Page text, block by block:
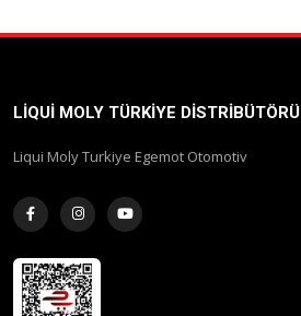
LIQUI MOLY TÜRKIYE DISTRIBÜTÖRÜ
Liqui Moly Turkiye Egemot Otomotiv